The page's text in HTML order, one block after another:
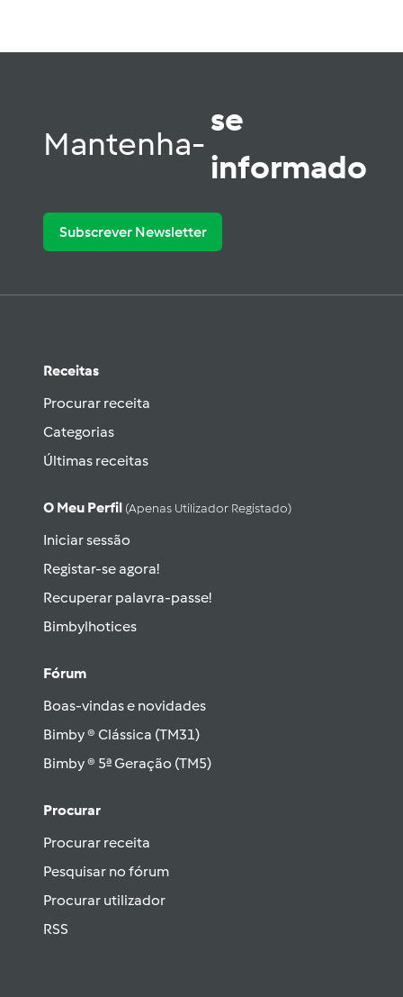
Mantenha-
se
informado
Subscrever Newsletter
Receitas
Procurar receita
Categorias
Últimas receitas
O Meu Perfil (apenas Utilizador Registado)
Iniciar sessão
Registar-se agora!
Recuperar palavra-passe!
Bimbylhotices
Fórum
Boas-vindas e novidades
Bimby ® Clássica (TM31)
Bimby ® 5ª Geração (TM5)
Procurar
Procurar receita
Pesquisar no fórum
Procurar utilizador
RSS